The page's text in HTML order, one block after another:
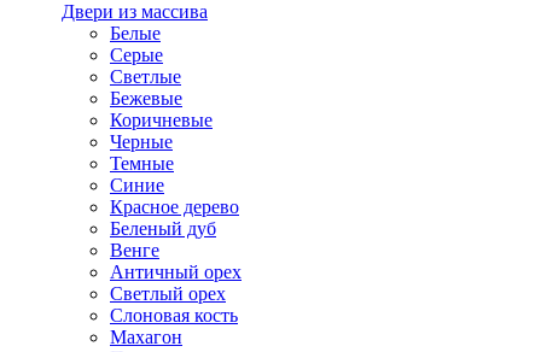
Двери из массива
Белые
Серые
Светлые
Бежевые
Коричневые
Черные
Темные
Синие
Красное дерево
Беленый дуб
Венге
Античный орех
Светлый орех
Слоновая кость
Махагон